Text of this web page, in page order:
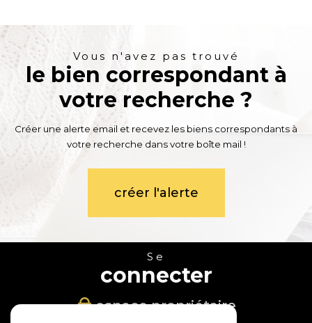
Vous n'avez pas trouvé
le bien correspondant à
votre recherche ?
Créer une alerte email et recevez les biens correspondants à
votre recherche dans votre boîte mail !
créer l'alerte
Se
connecter
espace propriétaire